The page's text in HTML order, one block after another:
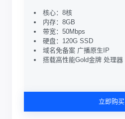
核心：8核
内存：8GB
带宽：50Mbps
硬盘：120G SSD
域名免备案 广播原生IP
搭载高性能Gold金牌 处理器
立即购买